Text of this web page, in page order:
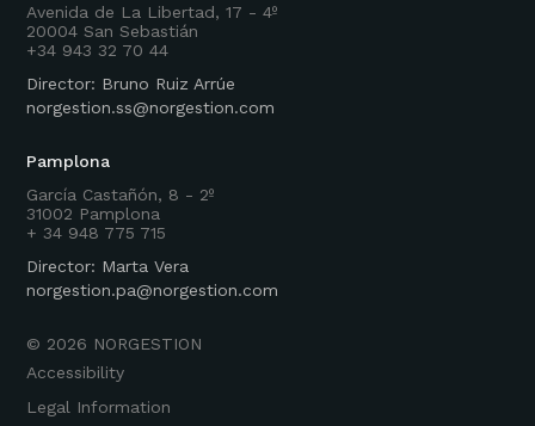
Avenida de La Libertad, 17 - 4º
20004 San Sebastián
+34 943 32 70 44
Director: Bruno Ruiz Arrúe
norgestion.ss@norgestion.com
Pamplona
García Castañón, 8 - 2º
31002 Pamplona
+ 34 948 775 715
Director: Marta Vera
norgestion.pa@norgestion.com
Accessibility
Legal Information
© 2026 NORGESTION